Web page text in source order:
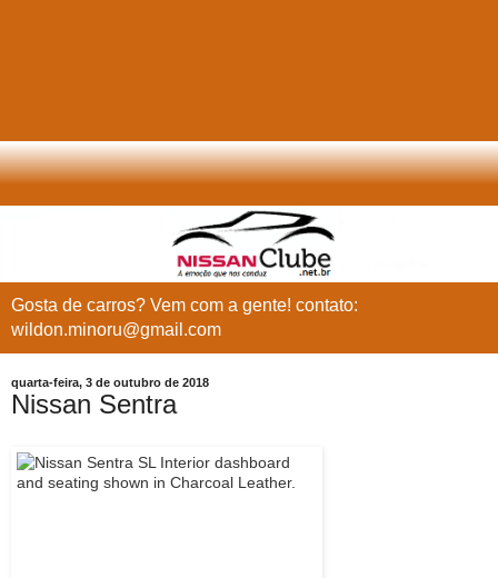
Gosta de carros? Vem com a gente! contato:
wildon.minoru@gmail.com
quarta-feira, 3 de outubro de 2018
Nissan Sentra